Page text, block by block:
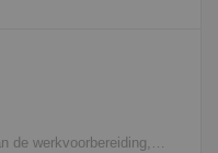
Jij zorgt voor de totstandkoming van de werkvoorbereiding, inkoop, organisatie en uitvoering van de aan jouw toegewezen bouwprojecten. Binnen je team geef je operationeel sturing en zorg je ervoor dat de werkzaamheden strak gepland en georganiseerd worden. Je werkt resultaatgericht en bent verantwoordelijk voor de voortgang van het project. Je weet accuraat te reageren op complexe vraagstukken en je durft zelfstandig beslissingen en initiatief te nemen. Met veel passie breng je samen met jou team de meest uitdagende projecten tot stand!